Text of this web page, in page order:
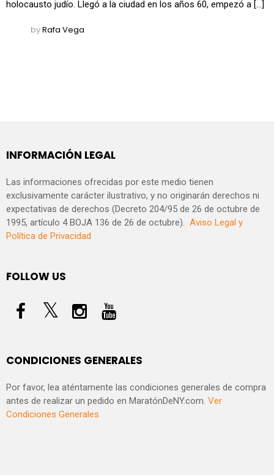
holocausto judío. Llegó a la ciudad en los años 60, empezó a […]
byRafa Vega
INFORMACIÓN LEGAL
Las informaciones ofrecidas por este medio tienen
exclusivamente carácter ilustrativo, y no originarán derechos ni
expectativas de derechos (Decreto 204/95 de 26 de octubre de
1995, artículo 4 BOJA 136 de 26 de octubre). Aviso Legal y
Política de Privacidad
FOLLOW US
CONDICIONES GENERALES
Por favor, lea aténtamente las condiciones generales de compra
antes de realizar un pedido en MaratónDeNY.com. Ver
Condiciones Generales